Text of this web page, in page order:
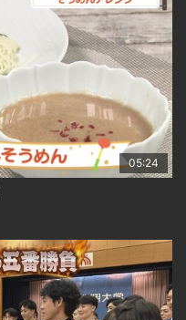
05:24